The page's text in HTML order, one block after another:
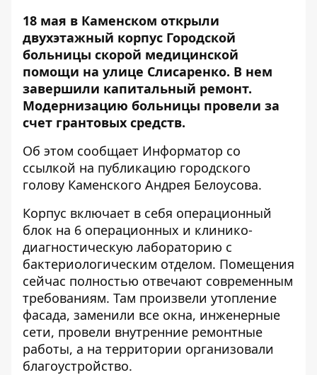
18 мая в Каменском открыли
двухэтажный корпус Городской
больницы скорой медицинской
помощи на улице Слисаренко. В нем
завершили капитальный ремонт.
Модернизацию больницы провели за
счет грантовых средств.
Об этом сообщает Информатор со
ссылкой на публикацию городского
голову Каменского Андрея Белоусова.
Корпус включает в себя операционный
блок на 6 операционных и клинико-
диагностическую лабораторию с
бактериологическим отделом. Помещения
сейчас полностью отвечают современным
требованиям. Там произвели утопление
фасада, заменили все окна, инженерные
сети, провели внутренние ремонтные
работы, а на территории организовали
благоустройство.